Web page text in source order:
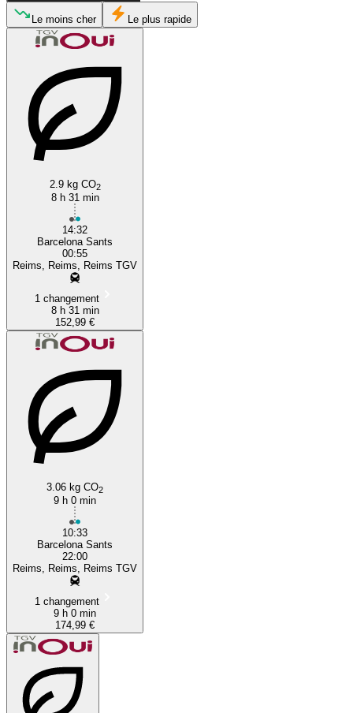
Reims
Le moins cher Le plus rapide
2.9 kg CO2
8 h 31 min
14:32
Barcelona Sants
00:55
Reims, Reims, Reims TGV
1 changement
8 h 31 min
152,99 €
3.06 kg CO2
9 h 0 min
10:33
Barcelona Sants
22:00
Reims, Reims, Reims TGV
1 changement
9 h 0 min
174,99 €